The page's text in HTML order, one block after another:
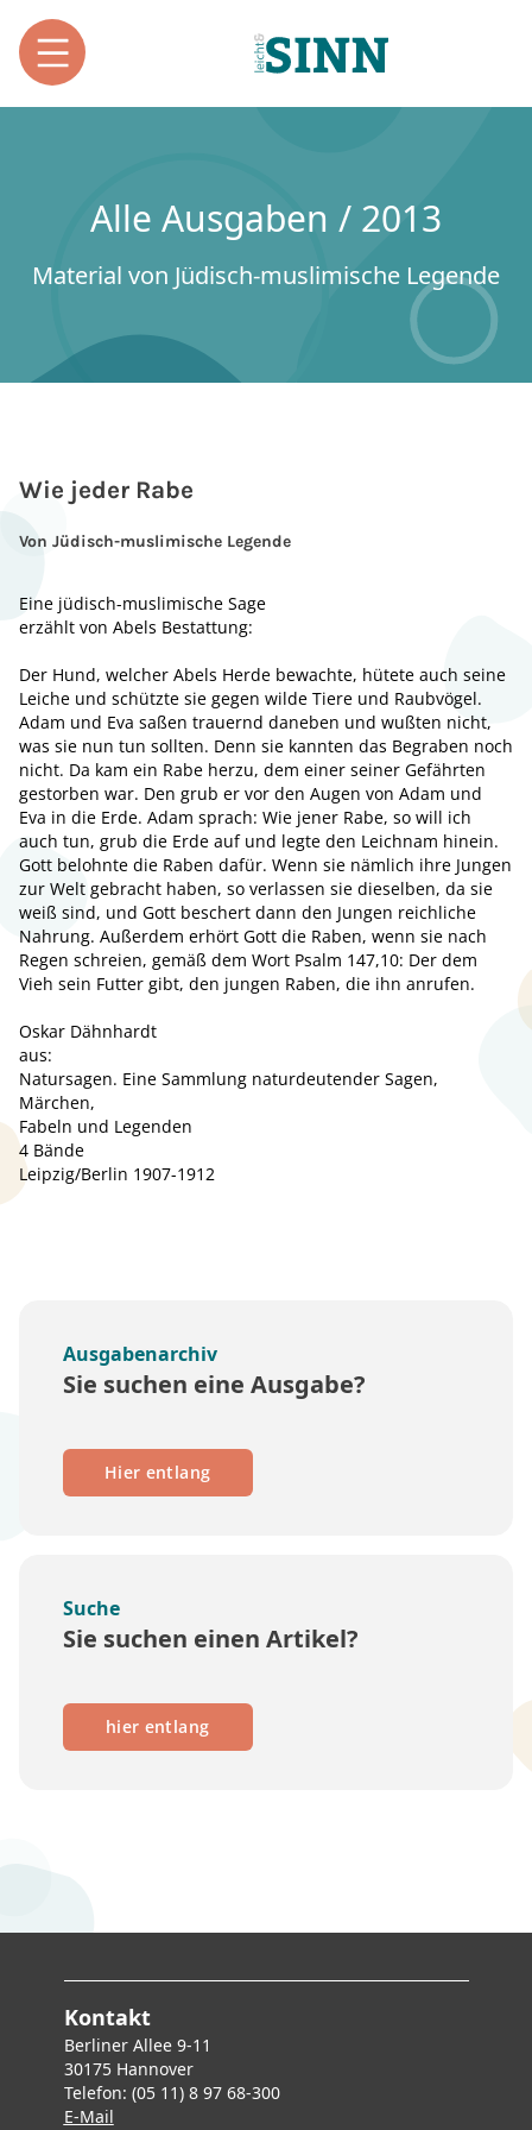
Alle Ausgaben / 2013
Material von Jüdisch-muslimische Legende
Wie jeder Rabe
Von Jüdisch-muslimische Legende
Eine jüdisch-muslimische Sage
erzählt von Abels Bestattung:
Der Hund, welcher Abels Herde bewachte, hütete auch seine
Leiche und schützte sie gegen wilde Tiere und Raubvögel.
Adam und Eva saßen trauernd daneben und wußten nicht,
was sie nun tun sollten. Denn sie kannten das Begraben noch
nicht. Da kam ein Rabe herzu, dem einer seiner Gefährten
gestorben war. Den grub er vor den Augen von Adam und
Eva in die Erde. Adam sprach: Wie jener Rabe, so will ich
auch tun, grub die Erde auf und legte den Leichnam hinein.
Gott belohnte die Raben dafür. Wenn sie nämlich ihre Jungen
zur Welt gebracht haben, so verlassen sie dieselben, da sie
weiß sind, und Gott beschert dann den Jungen reichliche
Nahrung. Außerdem erhört Gott die Raben, wenn sie nach
Regen schreien, gemäß dem Wort Psalm 147,10: Der dem
Vieh sein Futter gibt, den jungen Raben, die ihn anrufen.
Oskar Dähnhardt
aus:
Natursagen. Eine Sammlung naturdeutender Sagen,
Märchen,
Fabeln und Legenden
4 Bände
Leipzig/Berlin 1907-1912
Ausgabenarchiv
Sie suchen eine Ausgabe?
Hier entlang
Suche
Sie suchen einen Artikel?
hier entlang
Kontakt
Berliner Allee 9-11
30175 Hannover
Telefon: (05 11) 8 97 68-300
E-Mail